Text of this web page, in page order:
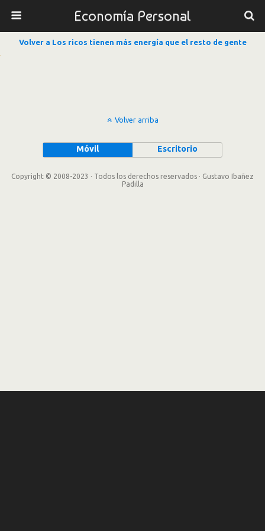
Economía Personal
Volver a Los ricos tienen más energía que el resto de gente
Volver arriba
Móvil Escritorio
Copyright © 2008-2023 · Todos los derechos reservados · Gustavo Ibañez
Padilla